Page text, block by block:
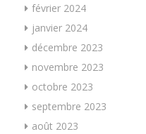
février 2024
janvier 2024
décembre 2023
novembre 2023
octobre 2023
septembre 2023
août 2023